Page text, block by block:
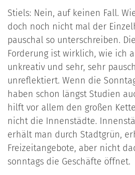
Stiels: Nein, auf keinen Fall.
doch noch nicht mal der
pauschal so unterschreiben.
Forderung ist wirklich, wie ich
unkreativ und sehr, sehr
unreflektiert. Wenn die
haben schon längst Studien
hilft vor allem den großen
nicht die Innenstädte.
erhält man durch Stadtgrün,
Freizeitangebote, aber nicht
sonntags die Geschäfte öffnet.